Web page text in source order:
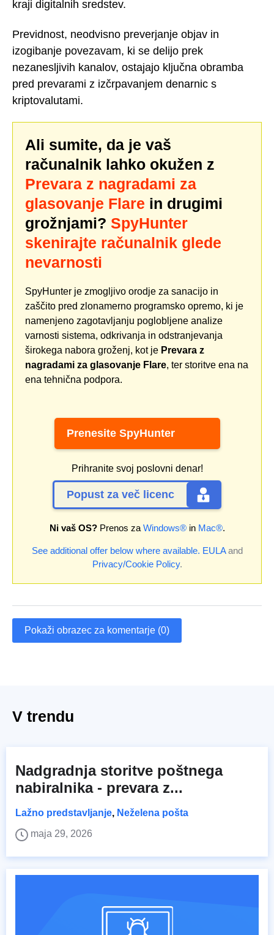
kraji digitalnih sredstev.
Previdnost, neodvisno preverjanje objav in
izogibanje povezavam, ki se delijo prek
nezanesljivih kanalov, ostajajo ključna obramba
pred prevarami z izčrpavanjem denarnic s
kriptovalutami.
Ali sumite, da je vaš
računalnik lahko okužen z
Prevara z nagradami za
glasovanje Flare in drugimi
grožnjami? SpyHunter
skenirajte računalnik glede
nevarnosti
SpyHunter je zmogljivo orodje za sanacijo in
zaščito pred zlonamerno programsko opremo, ki je
namenjeno zagotavljanju poglobljene analize
varnosti sistema, odkrivanja in odstranjevanja
širokega nabora groženj, kot je Prevara z
nagradami za glasovanje Flare, ter storitve ena na
ena tehnična podpora.
Prenesite SpyHunter
Prihranite svoj poslovni denar!
Popust za več licenc
Ni vaš OS?Prenos zaWindows®in Mac®.
See additional offer below where available. EULAand
Privacy/Cookie Policy.
Pokaži obrazec za komentarje (0)
V trendu
Nadgradnja storitve poštnega
nabiralnika - prevara z...
Lažno predstavljanje, Neželena pošta
maja 29, 2026